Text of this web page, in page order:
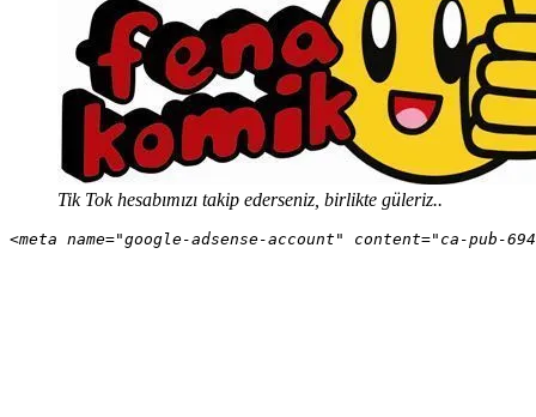
Tik Tok hesabımızı takip ederseniz, birlikte güleriz..
<meta name="google-adsense-account" content="ca-pub-